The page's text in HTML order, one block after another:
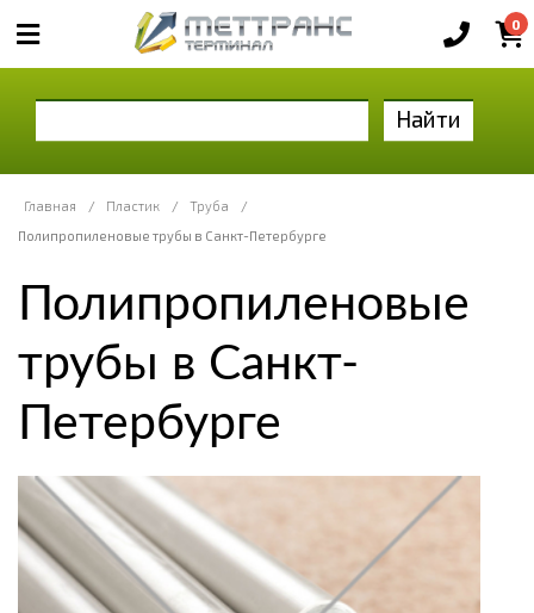
0
Найти
Главная / Пластик / Труба
/
Полипропиленовые трубы в Санкт-Петербурге
Полипропиленовые
трубы в Санкт-
Петербурге